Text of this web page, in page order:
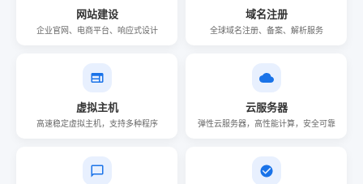
网站建设
企业官网、电商平台、响应式设计
域名注册
全球域名注册、备案、解析服务
虚拟主机
高速稳定虚拟主机，支持多种程序
云服务器
弹性云服务器，高性能计算，安全可靠